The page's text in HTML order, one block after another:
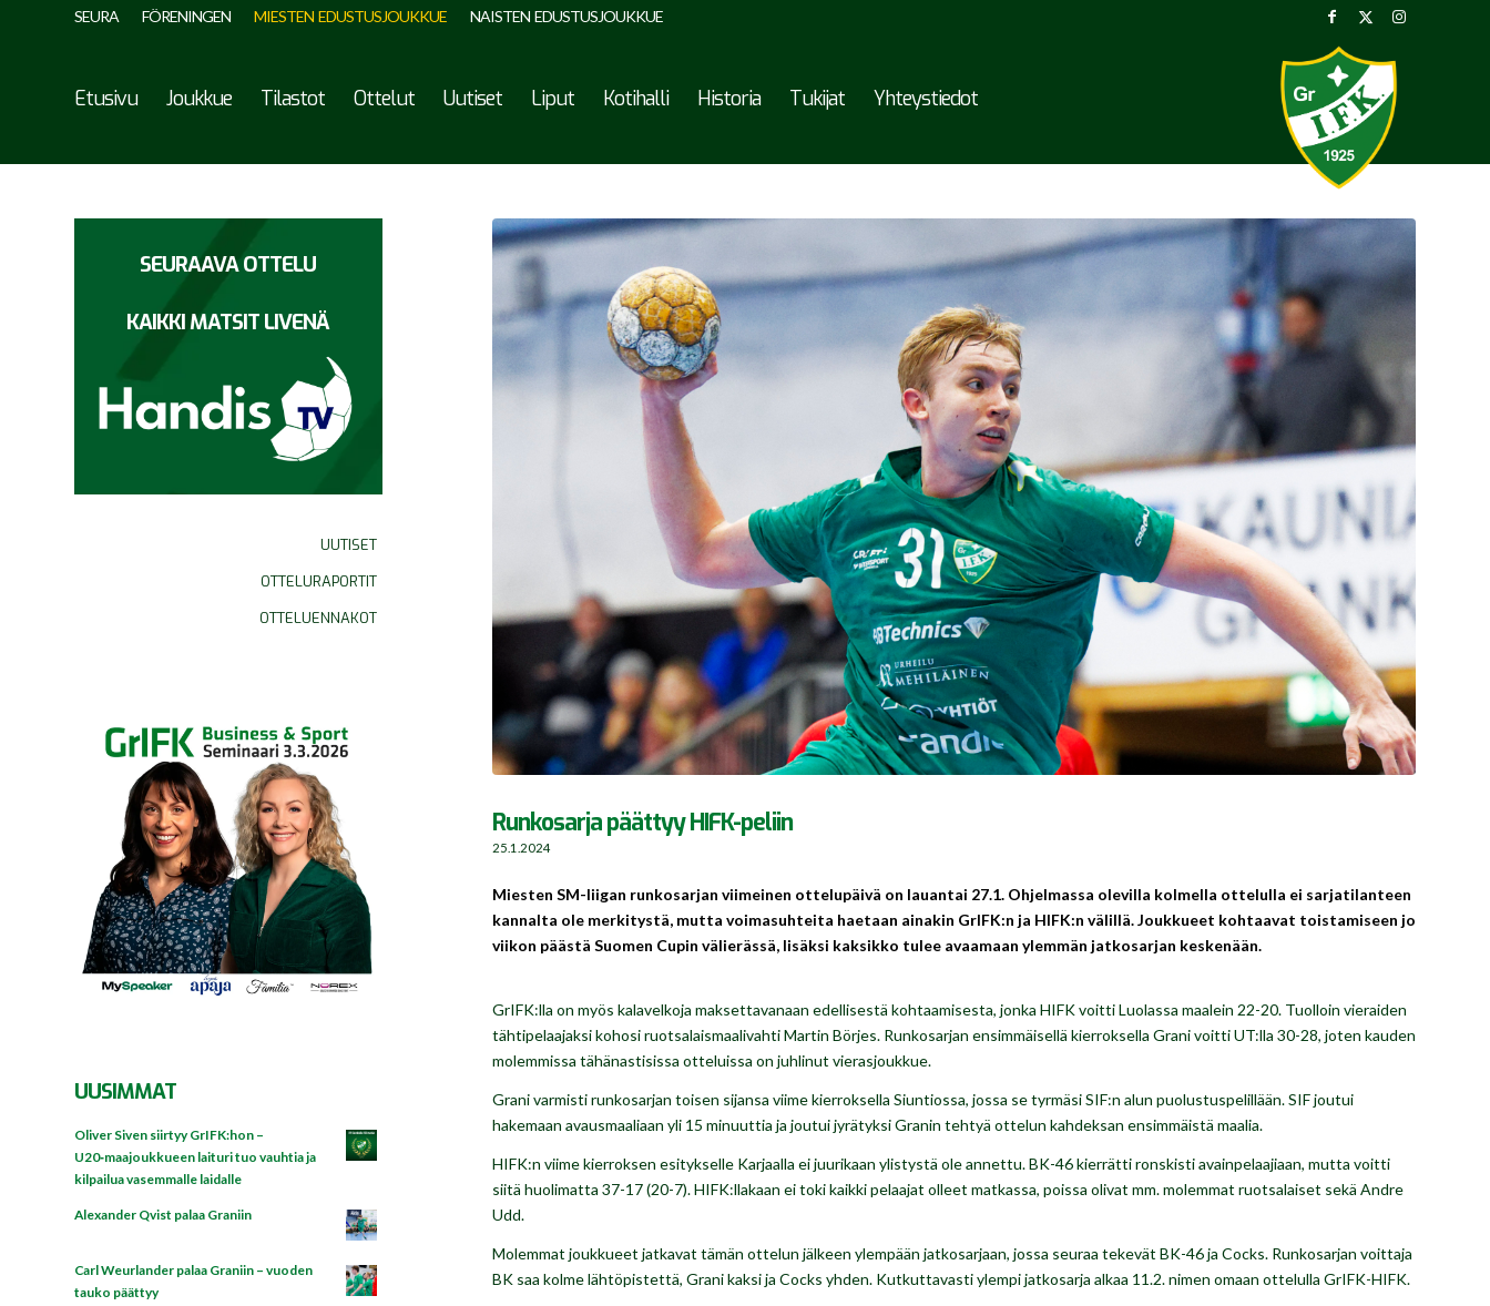
SEURA FÖRENINGEN MIESTEN EDUSTUSJOUKKUE NAISTEN EDUSTUSJOUKKUE
Etusivu Joukkue Tilastot Ottelut Uutiset Liput Kotihalli Historia Tukijat Yhteystiedot
Runkosarja päättyy HIFK-peliin
25.1.2024
Miesten SM-liigan runkosarjan viimeinen ottelupäivä on lauantai 27.1. Ohjelmassa olevilla kolmella ottelulla ei sarjatilanteen
kannalta ole merkitystä, mutta voimasuhteita haetaan ainakin GrIFK:n ja HIFK:n välillä. Joukkueet kohtaavat toistamiseen jo
viikon päästä Suomen Cupin välierässä, lisäksi kaksikko tulee avaamaan ylemmän jatkosarjan keskenään.
GrIFK:lla on myös kalavelkoja maksettavanaan edellisestä kohtaamisesta, jonka HIFK voitti Luolassa maalein 22-20. Tuolloin vieraiden
tähtipelaajaksi kohosi ruotsalaismaalivahti Martin Börjes. Runkosarjan ensimmäisellä kierroksella Grani voitti UT:lla 30-28, joten kauden
molemmissa tähänastisissa otteluissa on juhlinut vierasjoukkue.
Grani varmisti runkosarjan toisen sijansa viime kierroksella Siuntiossa, jossa se tyrmäsi SIF:n alun puolustuspelillään. SIF joutui
hakemaan avausmaaliaan yli 15 minuuttia ja joutui jyrätyksi Granin tehtyä ottelun kahdeksan ensimmäistä maalia.
HIFK:n viime kierroksen esitykselle Karjaalla ei juurikaan ylistystä ole annettu. BK-46 kierrätti ronskisti avainpelaajiaan, mutta voitti
siitä huolimatta 37-17 (20-7). HIFK:llakaan ei toki kaikki pelaajat olleet matkassa, poissa olivat mm. molemmat ruotsalaiset sekä Andre
Udd.
Molemmat joukkueet jatkavat tämän ottelun jälkeen ylempään jatkosarjaan, jossa seuraa tekevät BK-46 ja Cocks. Runkosarjan voittaja
BK saa kolme lähtöpistettä, Grani kaksi ja Cocks yhden. Kutkuttavasti ylempi jatkosarja alkaa 11.2. nimen omaan ottelulla GrIFK-HIFK.
SEURAAVA OTTELU
KAIKKI MATSIT LIVENÄ
UUTISET
OTTELURAPORTIT
OTTELUENNAKOT
UUSIMMAT
Oliver Siven siirtyy GrIFK:hon –
U20‑maajoukkueen laituri tuo vauhtia ja
kilpailua vasemmalle laidalle
Alexander Qvist palaa Graniin
Carl Weurlander palaa Graniin – vuoden
tauko päättyy